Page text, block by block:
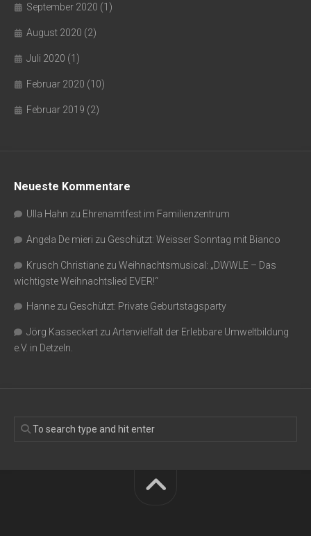
September 2020 (1)
August 2020 (2)
Juli 2020 (1)
Februar 2020 (10)
Februar 2019 (2)
Neueste Kommentare
Ulla Hahn zu Ehrenamtfest im Familienzentrum
Angela De mieri zu Geschützt: Weisser Sonntag mit Bianco
Krusch Christiane zu Weihnachtsmusical: „DWWLE – Das
wichtigste Weihnachtslied EVER!“
Hanne zu Geschützt: Private Geburtstagsparty
Jörg Kasseckert zu Artenvielfalt der Erlebbare Umweltbildung
e.V. in Detzeln.